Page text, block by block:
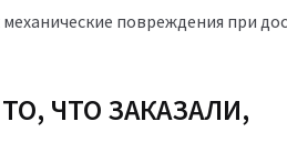
повреждения при
ЧТО ЗАКАЗАЛИ,